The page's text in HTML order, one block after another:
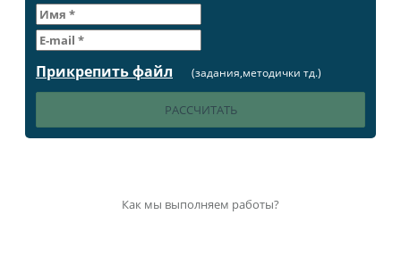
Прикрепить файл (задания,методички тд.)
Как мы выполняем работы?